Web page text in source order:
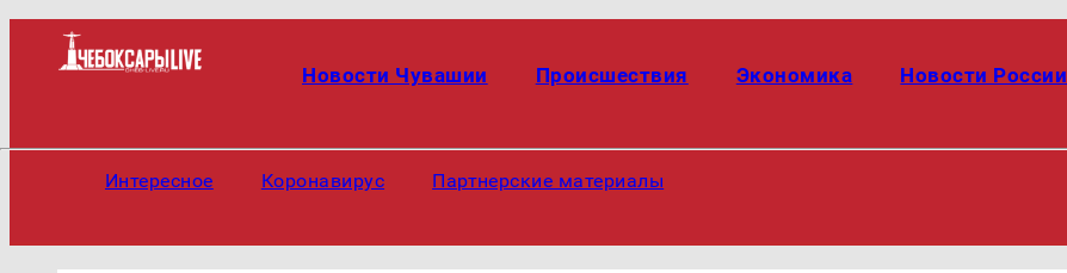
Новости Чувашии Происшествия Экономика Новости России
Интересное Коронавирус Партнерские материалы